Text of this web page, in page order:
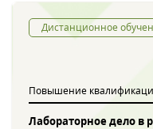
Дистанционное
Повышение
Лабораторное дело в